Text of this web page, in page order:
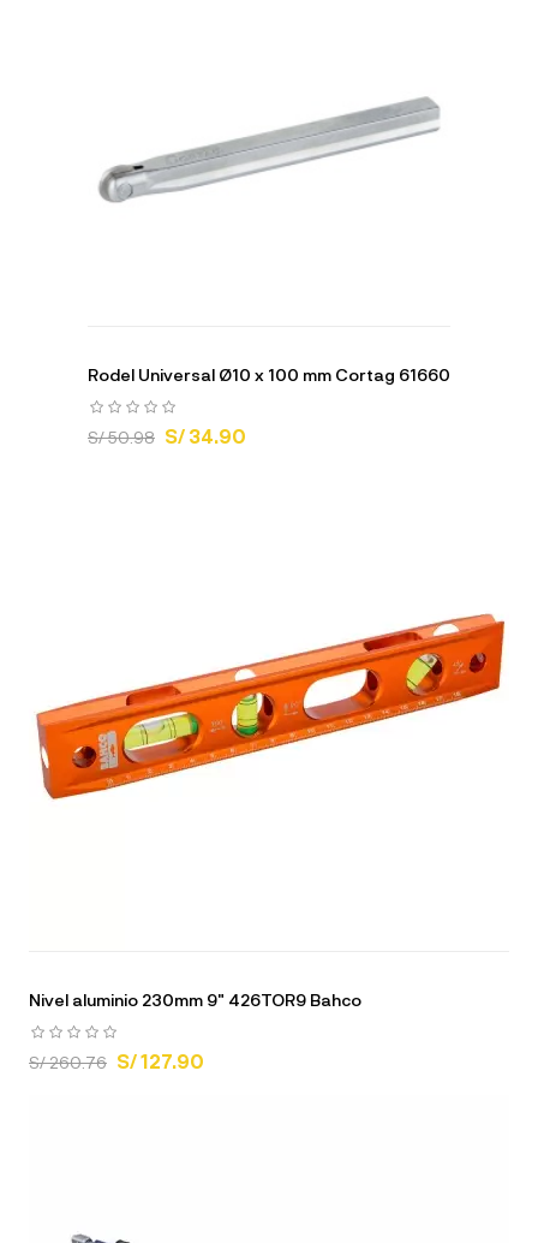
Rodel Universal Ø10 x 100 mm Cortag 61660
S/ 50.98 S/ 34.90
Nivel aluminio 230mm 9" 426TOR9 Bahco
S/ 260.76 S/ 127.90